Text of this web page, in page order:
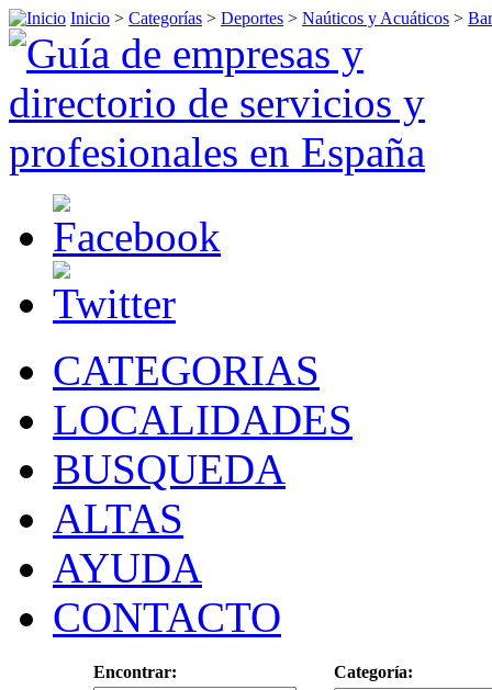
Inicio > Categorías > Deportes > Naúticos y Acuáticos >
CATEGORIAS
LOCALIDADES
BUSQUEDA
ALTAS
AYUDA
CONTACTO
Encontrar: Categoría: